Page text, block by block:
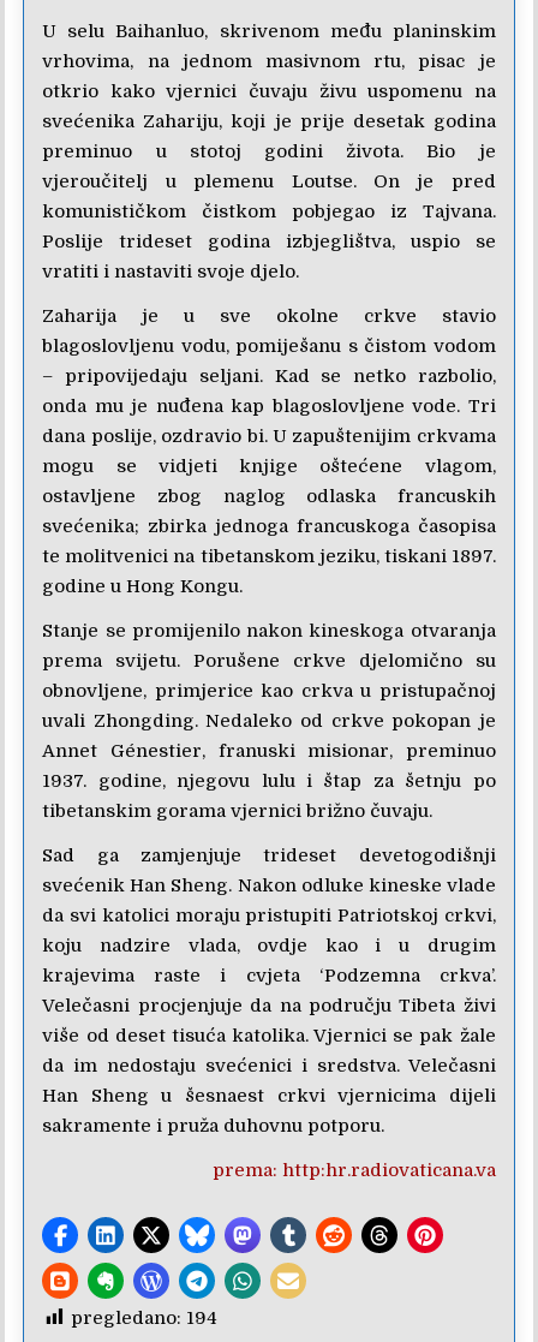
U selu Baihanluo, skrivenom među planinskim
vrhovima, na jednom masivnom rtu, pisac je
otkrio kako vjernici čuvaju živu uspomenu na
svećenika Zahariju, koji je prije desetak godina
preminuo u stotoj godini života. Bio je
vjeroučitelj u plemenu Loutse. On je pred
komunističkom čistkom pobjegao iz Tajvana.
Poslije trideset godina izbjeglištva, uspio se
vratiti i nastaviti svoje djelo.
Zaharija je u sve okolne crkve stavio
blagoslovljenu vodu, pomiješanu s čistom vodom
– pripovijedaju seljani. Kad se netko razbolio,
onda mu je nuđena kap blagoslovljene vode. Tri
dana poslije, ozdravio bi. U zapuštenijim crkvama
mogu se vidjeti knjige oštećene vlagom,
ostavljene zbog naglog odlaska francuskih
svećenika; zbirka jednoga francuskoga časopisa
te molitvenici na tibetanskom jeziku, tiskani 1897.
godine u Hong Kongu.
Stanje se promijenilo nakon kineskoga otvaranja
prema svijetu. Porušene crkve djelomično su
obnovljene, primjerice kao crkva u pristupačnoj
uvali Zhongding. Nedaleko od crkve pokopan je
Annet Génestier, franuski misionar, preminuo
1937. godine, njegovu lulu i štap za šetnju po
tibetanskim gorama vjernici brižno čuvaju.
Sad ga zamjenjuje trideset devetogodišnji
svećenik Han Sheng. Nakon odluke kineske vlade
da svi katolici moraju pristupiti Patriotskoj crkvi,
koju nadzire vlada, ovdje kao i u drugim
krajevima raste i cvjeta ‘Podzemna crkva’.
Velečasni procjenjuje da na području Tibeta živi
više od deset tisuća katolika. Vjernici se pak žale
da im nedostaju svećenici i sredstva. Velečasni
Han Sheng u šesnaest crkvi vjernicima dijeli
sakramente i pruža duhovnu potporu.
prema: http:hr.radiovaticana.va
pregledano: 194